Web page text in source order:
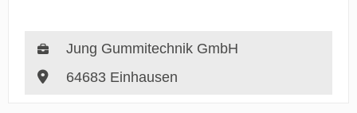
Jung Gummitechnik GmbH
64683 Einhausen